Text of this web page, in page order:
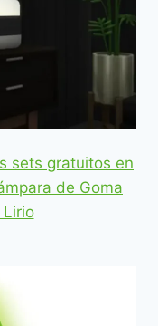
sets gratuitos en
de Goma